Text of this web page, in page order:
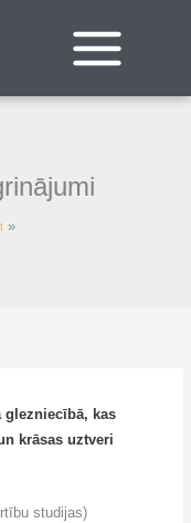
kas
krāsas uztveri
studijas)